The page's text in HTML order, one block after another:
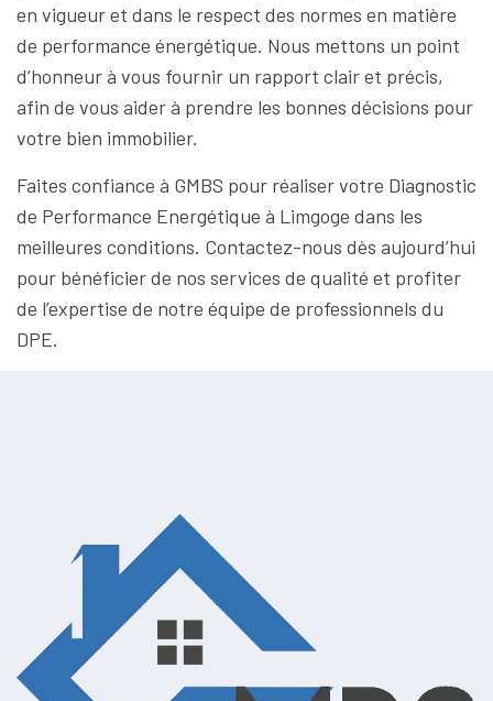
en vigueur et dans le respect des normes en matière
de performance énergétique. Nous mettons un point
d’honneur à vous fournir un rapport clair et précis,
afin de vous aider à prendre les bonnes décisions pour
votre bien immobilier.
Faites confiance à GMBS pour réaliser votre Diagnostic
de Performance Energétique à Limgoge dans les
meilleures conditions. Contactez-nous dès aujourd’hui
pour bénéficier de nos services de qualité et profiter
de l’expertise de notre équipe de professionnels du
DPE.